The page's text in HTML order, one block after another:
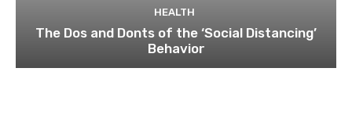
HEALTH
The Dos and Donts of the ‘Social Distancing’
Behavior